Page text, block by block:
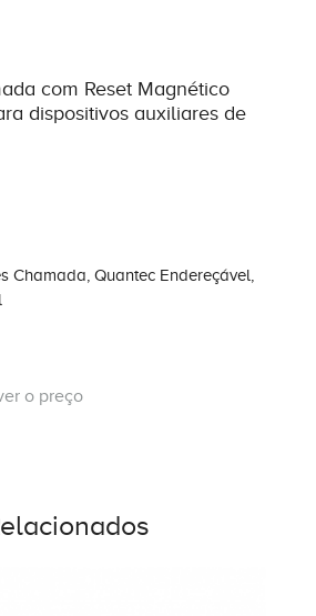
com Reset Magnético
dispositivos auxiliares de
Chamada Quantec Endereçável
o preço